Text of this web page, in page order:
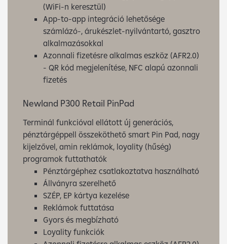
(WiFi-n keresztül)
App-to-app integráció lehetősége
számlázó-, árukészlet-nyilvántartó, gasztro
alkalmazásokkal
Azonnali fizetésre alkalmas eszköz (AFR2.0)
- QR kód megjelenítése, NFC alapú azonnali
fizetés
Newland P300 Retail PinPad
Terminál funkcióval ellátott új generációs,
pénztárgéppell összeköthető smart Pin Pad, nagy
kijelzővel, amin reklámok, loyality (hűség)
programok futtathatók
Pénztárgéphez csatlakoztatva használható
Állványra szerelhető
SZÉP, EP kártya kezelése
Reklámok futtatása
Gyors és megbízható
Loyality funkciók